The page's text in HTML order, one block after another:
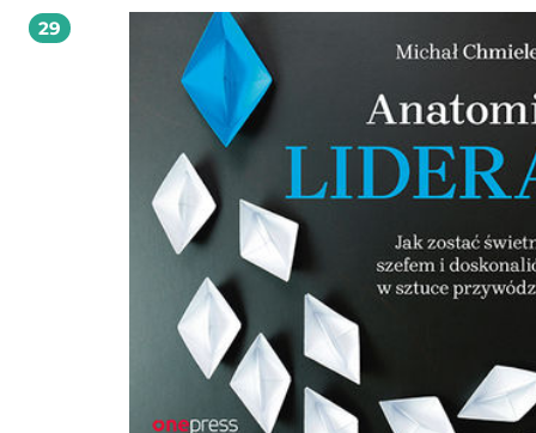
przez ludzi, musicie ominąć rozum. Najlepsze pomysły nie mają bowiem
racjonalnego sensu: sprawiają, że bardziej czujemy, niż myślimy. To
książka, mądra i przy tym niezwykle zabawna. Rzeczywistość jest dobrze
często ujawnia swoje sekrety praktykom, choć prawie nigdy teoretykom, czego
psychologowie, ekonomiści i osoby, które nie podejmują osobistego ryzyka,
prostu w stanie zrozumieć. Koniecznie kupcie dwa egzemplarze tej książki na
wypadek gdyby jeden wam ukradli. Nassim Nicholas Taleb, autor Czarnego
29